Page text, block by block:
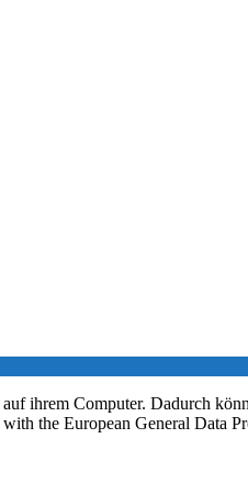
ihrem Computer. Dadurch
the European General Data